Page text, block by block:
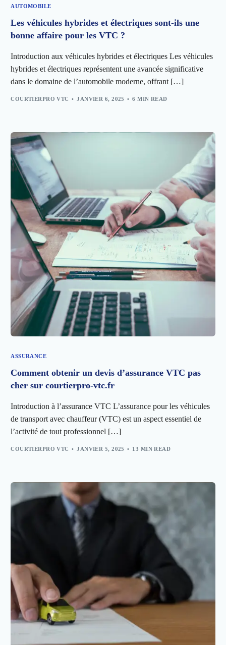
AUTOMOBILE
Les véhicules hybrides et électriques sont-ils une
bonne affaire pour les VTC ?
Introduction aux véhicules hybrides et électriques Les véhicules
hybrides et électriques représentent une avancée significative
dans le domaine de l’automobile moderne, offrant […]
COURTIERPRO VTC JANVIER 6, 2025 6 MIN READ
ASSURANCE
Comment obtenir un devis d’assurance VTC pas
cher sur courtierpro-vtc.fr
Introduction à l’assurance VTC L’assurance pour les véhicules
de transport avec chauffeur (VTC) est un aspect essentiel de
l’activité de tout professionnel […]
COURTIERPRO VTC JANVIER 5, 2025 13 MIN READ